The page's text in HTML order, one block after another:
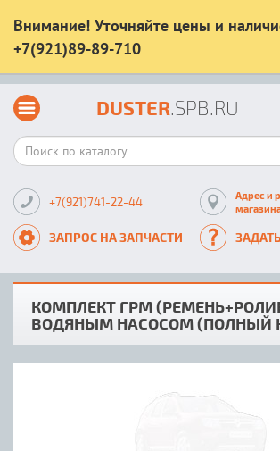
Внимание! Уточняйте цены и
+7(921)89-89-710
DUSTER.SPB.RU
+7(921)741-22-44
Адрес и
ЗАПРОС НА ЗАПЧАСТИ
КОМПЛЕКТ ГРМ
ВОДЯНЫМ НАСОСОМ (ПОЛНЫЙ